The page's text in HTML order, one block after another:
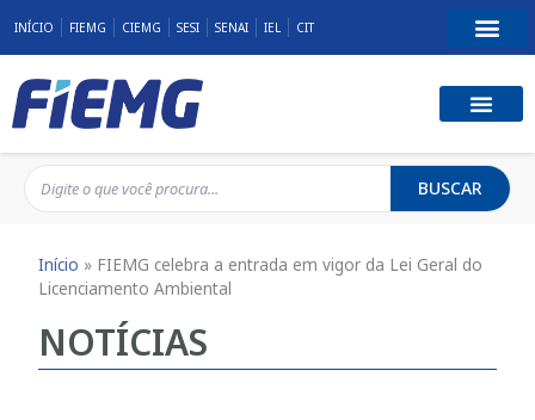
INÍCIO FIEMG CIEMG SESI SENAI IEL CIT
BUSCAR
Início » FIEMG celebra a entrada em vigor da Lei Geral do
Licenciamento Ambiental
NOTÍCIAS